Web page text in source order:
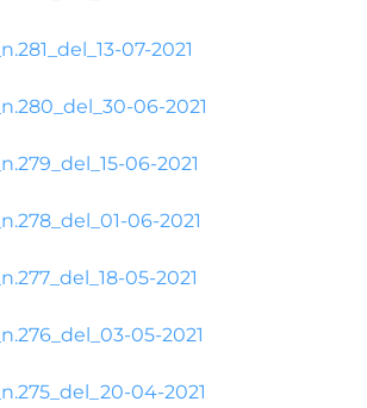
07-2021
06-2021
06-2021
06-2021
05-2021
05-2021
04-2021